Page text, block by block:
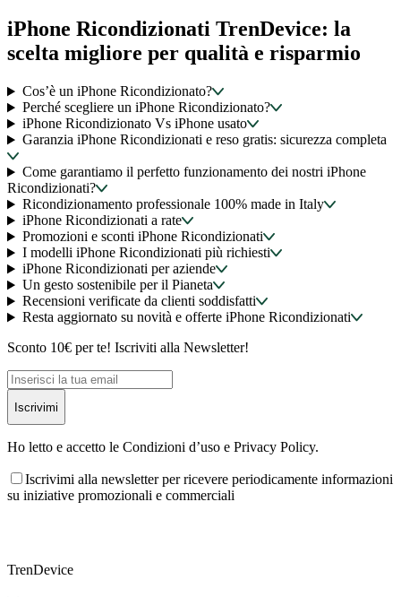
iPhone Ricondizionati TrenDevice: la
scelta migliore per qualità e risparmio
Cos’è un iPhone Ricondizionato?
Perché scegliere un iPhone Ricondizionato?
iPhone Ricondizionato Vs iPhone usato
Garanzia iPhone Ricondizionati e reso gratis: sicurezza completa
Come garantiamo il perfetto funzionamento dei nostri iPhone
Ricondizionati?
Ricondizionamento professionale 100% made in Italy
iPhone Ricondizionati a rate
Promozioni e sconti iPhone Ricondizionati
I modelli iPhone Ricondizionati più richiesti
iPhone Ricondizionati per aziende
Un gesto sostenibile per il Pianeta
Recensioni verificate da clienti soddisfatti
Resta aggiornato su novità e offerte iPhone Ricondizionati
Sconto 10€ per te! Iscriviti alla Newsletter!
Iscrivimi
Ho letto e accetto le Condizioni d’uso e Privacy Policy.
Iscrivimi alla newsletter per ricevere periodicamente informazioni
su iniziative promozionali e commerciali
TrenDevice